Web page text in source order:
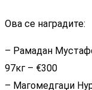
Ова се наградите:
– Рамадан
97кг – €300
– Магомедгаџи